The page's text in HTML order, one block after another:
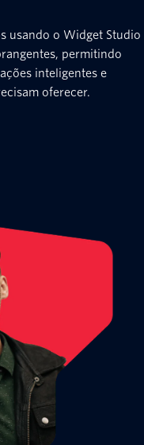
usando o Widget Studio
permitindo
inteligentes e
oferecer.